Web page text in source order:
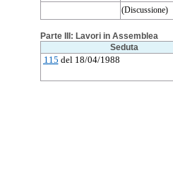
(Discussione)
Parte III: Lavori in Assemblea
Seduta
115 del 18/04/1988